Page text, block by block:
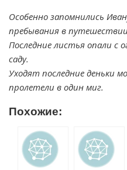
Особенно запомнились
пребывания в
Последние листья опали с
саду.
Уходят последние деньки
пролетели в один миг.
Похожие: